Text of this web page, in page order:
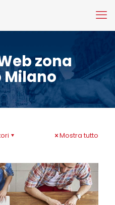
zona
Milano
Mostra tutto